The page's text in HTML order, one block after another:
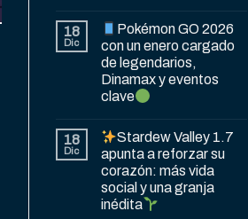
18
Dic
Pokémon GO 2026
con un enero cargado
de legendarios,
Dinamax y eventos
clave
18
Dic
Stardew Valley 1.7
apunta a reforzar su
corazón: más vida
social y una granja
inédita